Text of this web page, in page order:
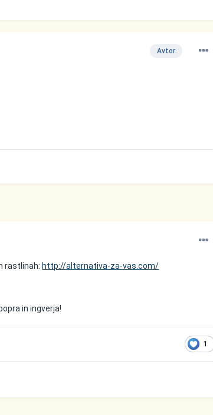
Avtor
rastlinah:http://alternativa-za-vas.com/
in ingverja!
1